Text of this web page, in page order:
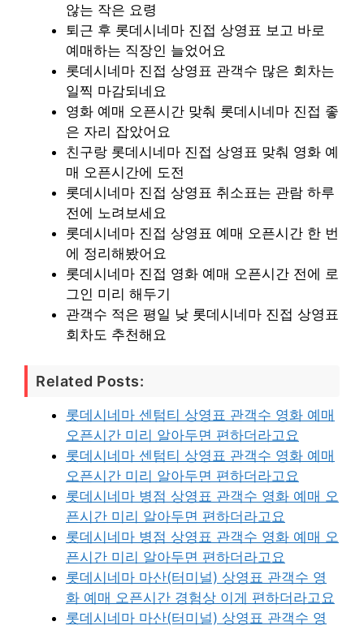
않는 작은 요령
퇴근 후 롯데시네마 진접 상영표 보고 바로
예매하는 직장인 늘었어요
롯데시네마 진접 상영표 관객수 많은 회차는
일찍 마감되네요
영화 예매 오픈시간 맞춰 롯데시네마 진접 좋
은 자리 잡았어요
친구랑 롯데시네마 진접 상영표 맞춰 영화 예
매 오픈시간에 도전
롯데시네마 진접 상영표 취소표는 관람 하루
전에 노려보세요
롯데시네마 진접 상영표 예매 오픈시간 한 번
에 정리해봤어요
롯데시네마 진접 영화 예매 오픈시간 전에 로
그인 미리 해두기
관객수 적은 평일 낮 롯데시네마 진접 상영표
회차도 추천해요
Related Posts:
롯데시네마 센텀티 상영표 관객수 영화 예매
오픈시간 미리 알아두면 편하더라고요
롯데시네마 센텀티 상영표 관객수 영화 예매
오픈시간 미리 알아두면 편하더라고요
롯데시네마 병점 상영표 관객수 영화 예매 오
픈시간 미리 알아두면 편하더라고요
롯데시네마 병점 상영표 관객수 영화 예매 오
픈시간 미리 알아두면 편하더라고요
롯데시네마 마산(터미널) 상영표 관객수 영
화 예매 오픈시간 경험상 이게 편하더라고요
롯데시네마 마산(터미널) 상영표 관객수 영